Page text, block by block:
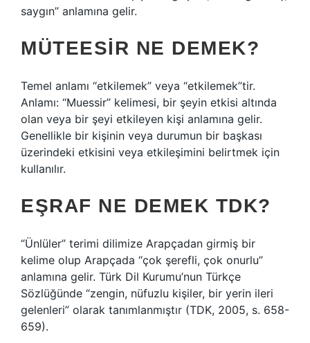
saygın” anlamına gelir.
MÜTEESIR NE DEMEK?
Temel anlamı “etkilemek” veya “etkilemek”tir.
Anlamı: “Muessir” kelimesi, bir şeyin etkisi altında
olan veya bir şeyi etkileyen kişi anlamına gelir.
Genellikle bir kişinin veya durumun bir başkası
üzerindeki etkisini veya etkileşimini belirtmek için
kullanılır.
EŞRAF NE DEMEK TDK?
“Ünlüler” terimi dilimize Arapçadan girmiş bir
kelime olup Arapçada “çok şerefli, çok onurlu”
anlamına gelir. Türk Dil Kurumu’nun Türkçe
Sözlüğünde “zengin, nüfuzlu kişiler, bir yerin ileri
gelenleri” olarak tanımlanmıştır (TDK, 2005, s. 658-
659).